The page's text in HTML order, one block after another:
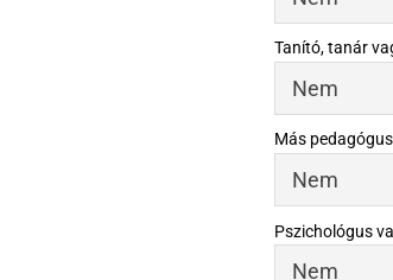
Tanító, tanár
Más
Pszichológus